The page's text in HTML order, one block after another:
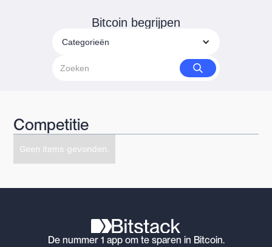
Bitcoin begrijpen
Categorieën
Competitie
Geen items gevonden.
De nummer 1 app om te sparen in Bitcoin.